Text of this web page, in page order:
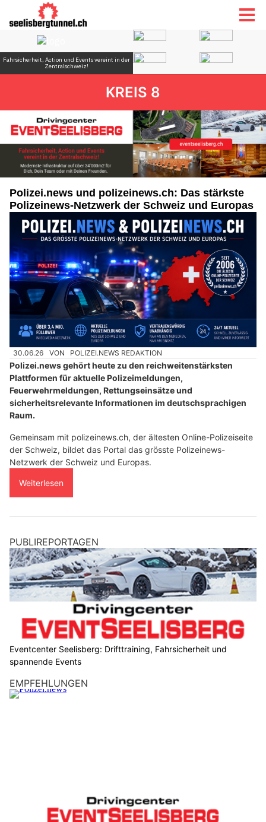
KREIS 8
Polizei.news und polizeinews.ch: Das stärkste
Polizeinews-Netzwerk der Schweiz und Europas
30.06.26 VON POLIZEI.NEWS REDAKTION
Polizei.news gehört heute zu den reichweitenstärksten
Plattformen für aktuelle Polizeimeldungen,
Feuerwehrmeldungen, Rettungseinsätze und
sicherheitsrelevante Informationen im deutschsprachigen
Raum.
Gemeinsam mit polizeinews.ch, der ältesten Online-Polizeiseite
der Schweiz, bildet das Portal das grösste Polizeinews-
Netzwerk der Schweiz und Europas.
Weiterlesen
PUBLIREPORTAGEN
Eventcenter Seelisberg: Drifttraining, Fahrsicherheit und
spannende Events
EMPFEHLUNGEN